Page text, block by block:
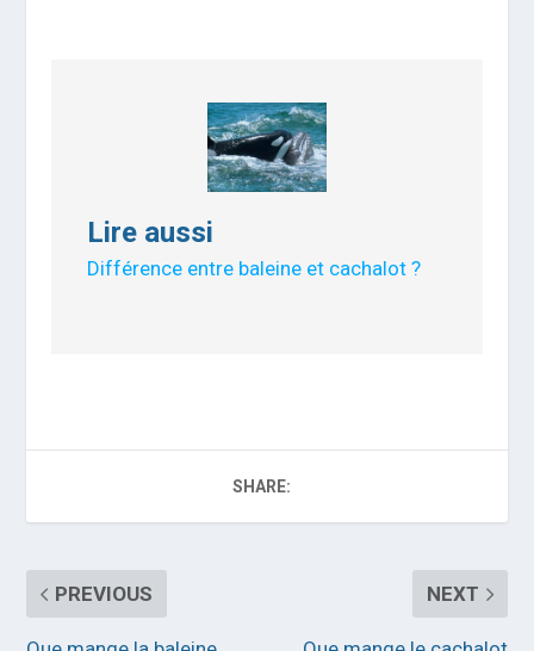
Lire aussi
Différence entre baleine et cachalot ?
SHARE:
PREVIOUS NEXT